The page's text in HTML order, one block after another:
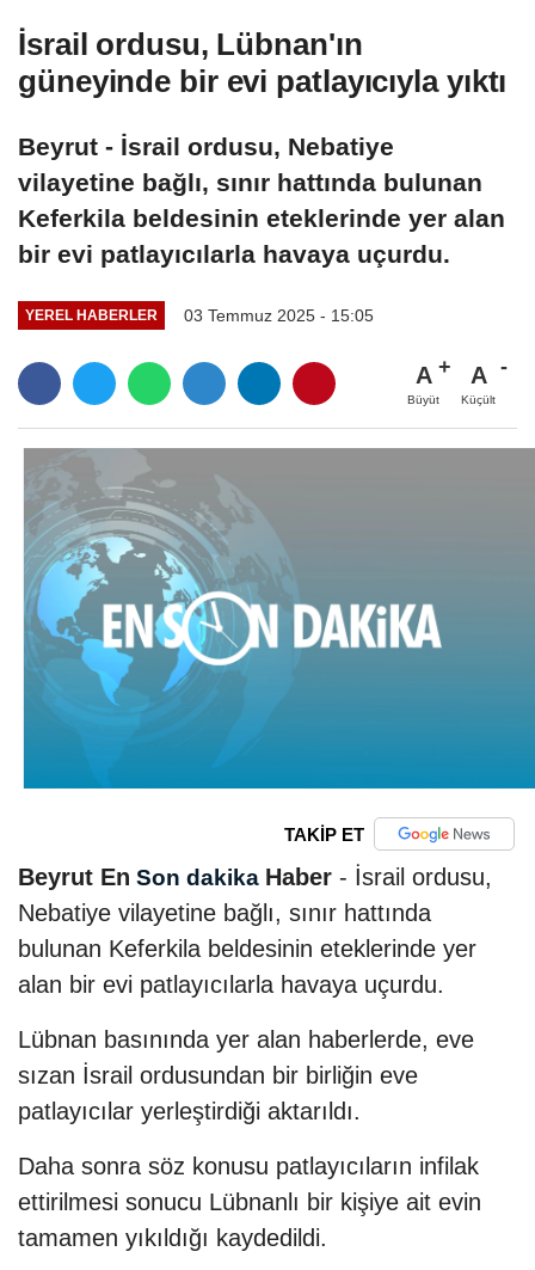
İsrail ordusu, Lübnan'ın
güneyinde bir evi patlayıcıyla yıktı
Beyrut - İsrail ordusu, Nebatiye
vilayetine bağlı, sınır hattında bulunan
Keferkila beldesinin eteklerinde yer alan
bir evi patlayıcılarla havaya uçurdu.
YEREL HABERLER 03 Temmuz 2025 - 15:05
A
Büyüt
A
Küçült
TAKİP ET
Beyrut En Son dakika Haber - İsrail ordusu,
Nebatiye vilayetine bağlı, sınır hattında
bulunan Keferkila beldesinin eteklerinde yer
alan bir evi patlayıcılarla havaya uçurdu.
Lübnan basınında yer alan haberlerde, eve
sızan İsrail ordusundan bir birliğin eve
patlayıcılar yerleştirdiği aktarıldı.
Daha sonra söz konusu patlayıcıların infilak
ettirilmesi sonucu Lübnanlı bir kişiye ait evin
tamamen yıkıldığı kaydedildi.